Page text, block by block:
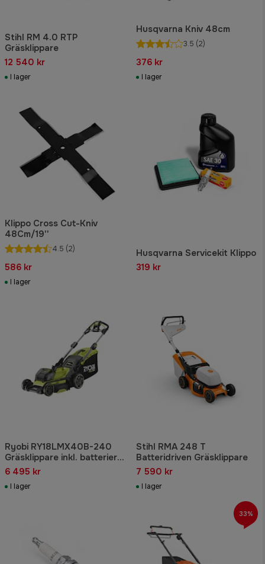
Stihl RM 4.0 RTP
Gräsklippare
12 540 kr
I lager
Husqvarna Kniv 48cm
3.5 (2)
376 kr
I lager
Klippo Cross Cut-Kniv
48Cm/19''
4.5 (2)
586 kr
I lager
Husqvarna Servicekit Klippo
319 kr
Ryobi RY18LMX40B-240
Gräsklippare inkl. batterier
18V ONE+
6 495 kr
I lager
Stihl RMA 248 T
Batteridriven Gräsklippare
7 590 kr
I lager
33%